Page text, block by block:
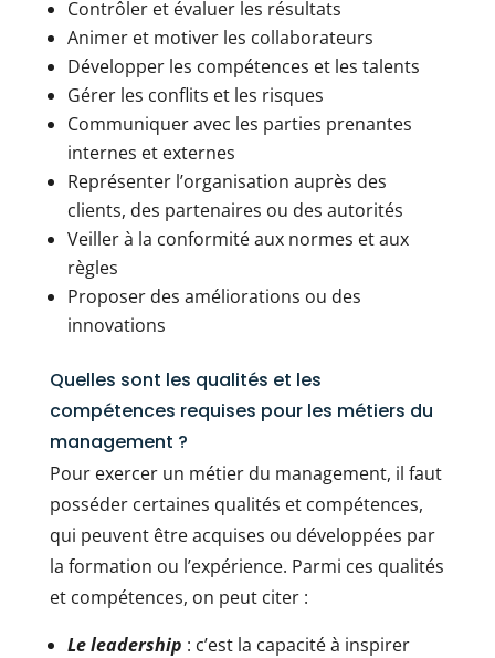
Contrôler et évaluer les résultats
Animer et motiver les collaborateurs
Développer les compétences et les talents
Gérer les conflits et les risques
Communiquer avec les parties prenantes
internes et externes
Représenter l’organisation auprès des
clients, des partenaires ou des autorités
Veiller à la conformité aux normes et aux
règles
Proposer des améliorations ou des
innovations
Quelles sont les qualités et les
compétences requises pour les métiers du
management ?
Pour exercer un métier du management, il faut
posséder certaines qualités et compétences,
qui peuvent être acquises ou développées par
la formation ou l’expérience. Parmi ces qualités
et compétences, on peut citer :
Le leadership : c’est la capacité à inspirer